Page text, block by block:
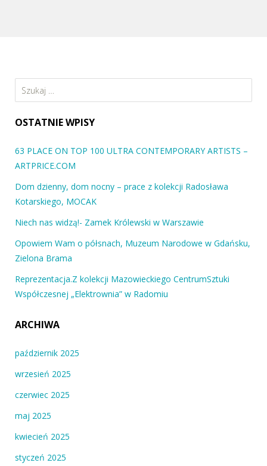
Szukaj:
OSTATNIE WPISY
63 PLACE ON TOP 100 ULTRA CONTEMPORARY ARTISTS –
ARTPRICE.COM
Dom dzienny, dom nocny – prace z kolekcji Radosława
Kotarskiego, MOCAK
Niech nas widzą!- Zamek Królewski w Warszawie
Opowiem Wam o półsnach, Muzeum Narodowe w Gdańsku,
Zielona Brama
Reprezentacja.Z kolekcji Mazowieckiego CentrumSztuki
Współczesnej „Elektrownia” w Radomiu
ARCHIWA
październik 2025
wrzesień 2025
czerwiec 2025
maj 2025
kwiecień 2025
styczeń 2025